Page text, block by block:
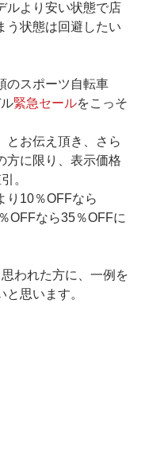
ルより安い状態で店
う状態は回避したい
のスポーツ自転車
緊急セールをこっそ
とお伝え頂き、さら
方に限り、表示価格
。
り10％OFFなら
OFFなら35％OFFに
われた方に、一例を
思います。